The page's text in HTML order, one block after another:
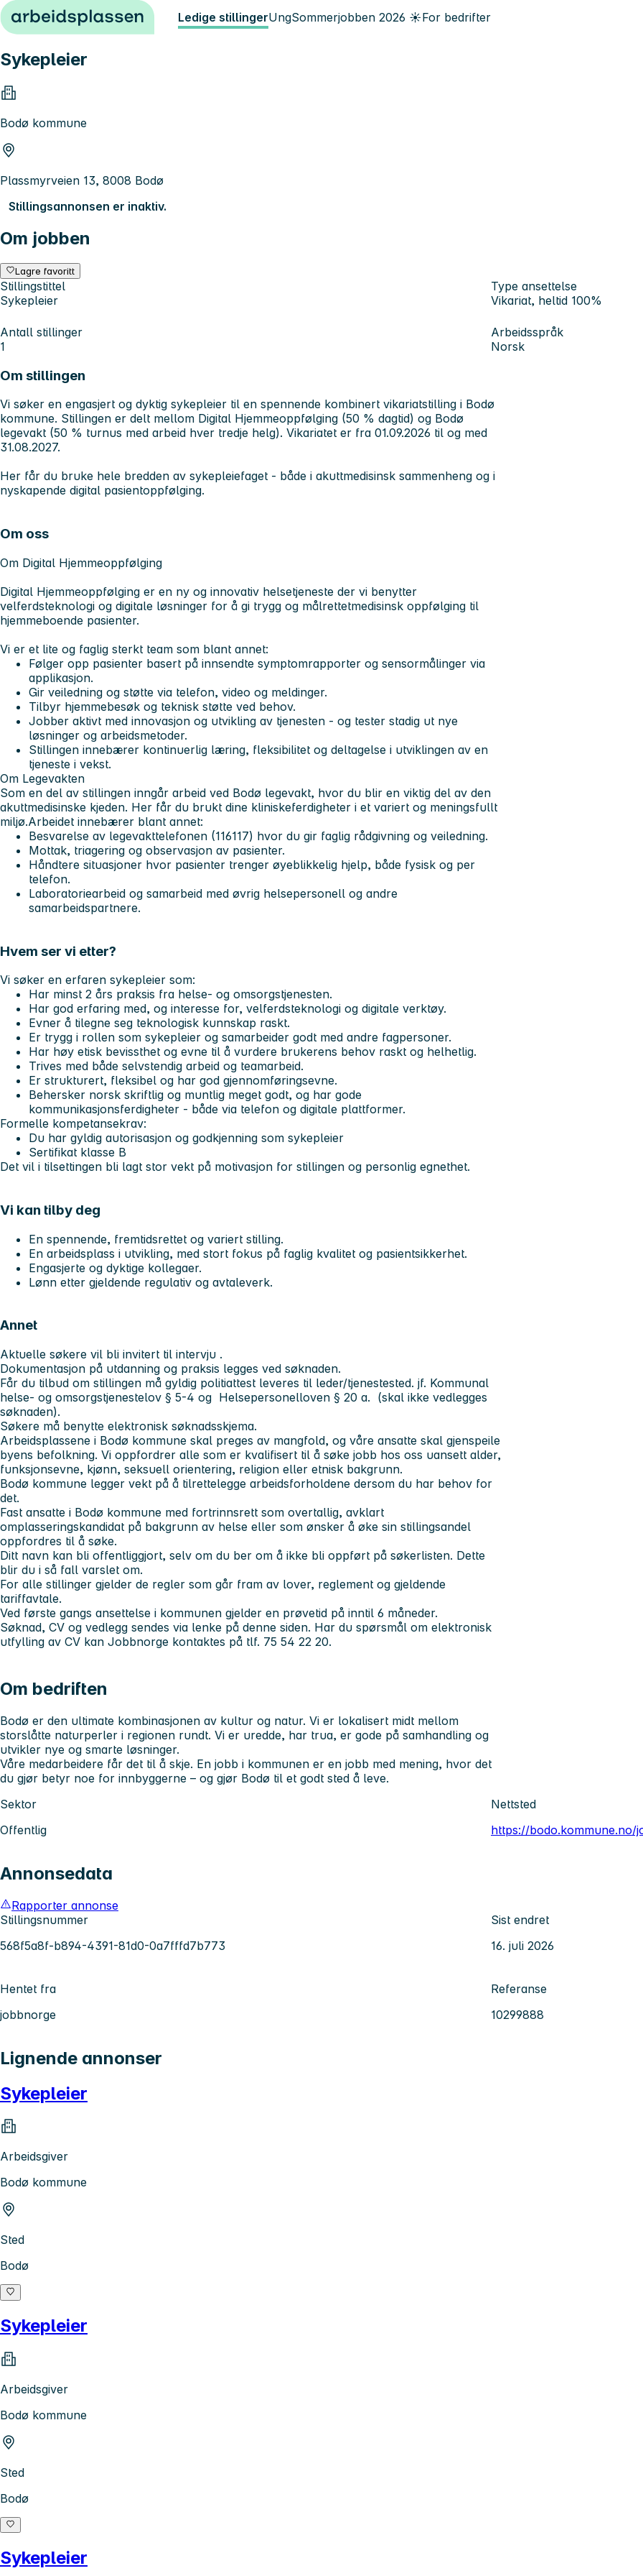
Hopp til innhold Ledige stillingerUngSommerjobben 2026 ☀️For bedrifter
Sykepleier
Bodø kommune
Plassmyrveien 13, 8008 Bodø
Stillingsannonsen er inaktiv.
Om jobben
Lagre favoritt
Stillingstittel
Sykepleier
Type ansettelse
Vikariat, heltid 100%
Antall stillinger
1
Arbeidsspråk
Norsk
Om stillingen
Vi søker en engasjert og dyktig sykepleier til en spennende kombinert vikariatstilling i Bodø
kommune. Stillingen er delt mellom Digital Hjemmeoppfølging (50 % dagtid) og Bodø
legevakt (50 % turnus med arbeid hver tredje helg). Vikariatet er fra 01.09.2026 til og med
31.08.2027.
Her får du bruke hele bredden av sykepleiefaget - både i akuttmedisinsk sammenheng og i
nyskapende digital pasientoppfølging.
Om oss
Om Digital Hjemmeoppfølging
Digital Hjemmeoppfølging er en ny og innovativ helsetjeneste der vi benytter
velferdsteknologi og digitale løsninger for å gi trygg og målrettetmedisinsk oppfølging til
hjemmeboende pasienter.
Vi er et lite og faglig sterkt team som blant annet:
Følger opp pasienter basert på innsendte symptomrapporter og sensormålinger via
applikasjon.
Gir veiledning og støtte via telefon, video og meldinger.
Tilbyr hjemmebesøk og teknisk støtte ved behov.
Jobber aktivt med innovasjon og utvikling av tjenesten - og tester stadig ut nye
løsninger og arbeidsmetoder.
Stillingen innebærer kontinuerlig læring, fleksibilitet og deltagelse i utviklingen av en
tjeneste i vekst.
Om Legevakten
Som en del av stillingen inngår arbeid ved Bodø legevakt, hvor du blir en viktig del av den
akuttmedisinske kjeden. Her får du brukt dine kliniskeferdigheter i et variert og meningsfullt
miljø.Arbeidet innebærer blant annet:
Besvarelse av legevakttelefonen (116117) hvor du gir faglig rådgivning og veiledning.
Mottak, triagering og observasjon av pasienter.
Håndtere situasjoner hvor pasienter trenger øyeblikkelig hjelp, både fysisk og per
telefon.
Laboratoriearbeid og samarbeid med øvrig helsepersonell og andre
samarbeidspartnere.
Hvem ser vi etter?
Vi søker en erfaren sykepleier som:
Har minst 2 års praksis fra helse- og omsorgstjenesten.
Har god erfaring med, og interesse for, velferdsteknologi og digitale verktøy.
Evner å tilegne seg teknologisk kunnskap raskt.
Er trygg i rollen som sykepleier og samarbeider godt med andre fagpersoner.
Har høy etisk bevissthet og evne til å vurdere brukerens behov raskt og helhetlig.
Trives med både selvstendig arbeid og teamarbeid.
Er strukturert, fleksibel og har god gjennomføringsevne.
Behersker norsk skriftlig og muntlig meget godt, og har gode
kommunikasjonsferdigheter - både via telefon og digitale plattformer.
Formelle kompetansekrav:
Du har gyldig autorisasjon og godkjenning som sykepleier
Sertifikat klasse B
Det vil i tilsettingen bli lagt stor vekt på motivasjon for stillingen og personlig egnethet.
Vi kan tilby deg
En spennende, fremtidsrettet og variert stilling.
En arbeidsplass i utvikling, med stort fokus på faglig kvalitet og pasientsikkerhet.
Engasjerte og dyktige kollegaer.
Lønn etter gjeldende regulativ og avtaleverk.
Annet
Aktuelle søkere vil bli invitert til intervju .
Dokumentasjon på utdanning og praksis legges ved søknaden.
Får du tilbud om stillingen må gyldig politiattest leveres til leder/tjenestested. jf. Kommunal
helse- og omsorgstjenestelov § 5-4 og Helsepersonelloven § 20 a. (skal ikke vedlegges
søknaden).
Søkere må benytte elektronisk søknadsskjema.
Arbeidsplassene i Bodø kommune skal preges av mangfold, og våre ansatte skal gjenspeile
byens befolkning. Vi oppfordrer alle som er kvalifisert til å søke jobb hos oss uansett alder,
funksjonsevne, kjønn, seksuell orientering, religion eller etnisk bakgrunn.
Bodø kommune legger vekt på å tilrettelegge arbeidsforholdene dersom du har behov for
det.
Fast ansatte i Bodø kommune med fortrinnsrett som overtallig, avklart
omplasseringskandidat på bakgrunn av helse eller som ønsker å øke sin stillingsandel
oppfordres til å søke.
Ditt navn kan bli offentliggjort, selv om du ber om å ikke bli oppført på søkerlisten. Dette
blir du i så fall varslet om.
For alle stillinger gjelder de regler som går fram av lover, reglement og gjeldende
tariffavtale.
Ved første gangs ansettelse i kommunen gjelder en prøvetid på inntil 6 måneder.
Søknad, CV og vedlegg sendes via lenke på denne siden. Har du spørsmål om elektronisk
utfylling av CV kan Jobbnorge kontaktes på tlf. 75 54 22 20.
Om bedriften
Bodø er den ultimate kombinasjonen av kultur og natur. Vi er lokalisert midt mellom
storslåtte naturperler i regionen rundt. Vi er uredde, har trua, er gode på samhandling og
utvikler nye og smarte løsninger.
Våre medarbeidere får det til å skje. En jobb i kommunen er en jobb med mening, hvor det
du gjør betyr noe for innbyggerne – og gjør Bodø til et godt sted å leve.
Sektor
Offentlig
Nettsted
https://bodo.kommune.no/
Annonsedata
Rapporter annonse
Stillingsnummer
568f5a8f-b894-4391-81d0-0a7fffd7b773
Sist endret
16. juli 2026
Hentet fra
jobbnorge
Referanse
10299888
Lignende annonser
Sykepleier
Arbeidsgiver
Bodø kommune
Sted
Bodø
Sykepleier
Arbeidsgiver
Bodø kommune
Sted
Bodø
Sykepleier